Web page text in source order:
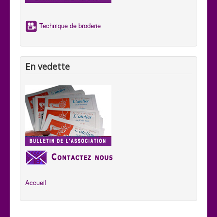
aux habitants de se comprendre aux quatre coins du pays.
Technique de broderie
En vedette
Accueil